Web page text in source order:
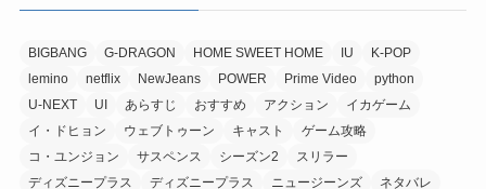
BIGBANG G-DRAGON HOME SWEET HOME IU
K-POP
lemino
netflix NewJeans POWER Prime Video
python
U-NEXT
UI あらすじ おすすめ アクション
イカゲーム
イ・ドヒョン
ウェブトゥーン キャスト
ゲーム攻略
コ・ユンジョン
サスペンス シーズン2
スリラー
ディズニープラス
ディズニープラス ニュージーンズ
ネタバレ